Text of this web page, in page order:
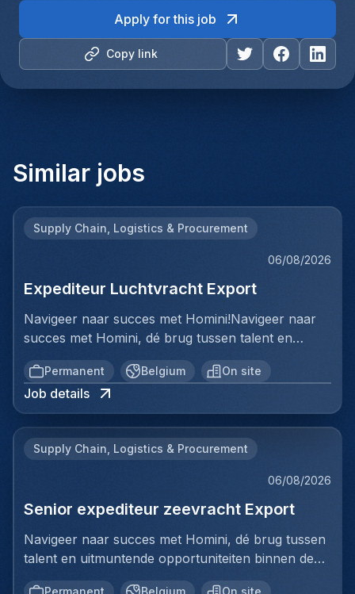
Copy link
Apply for this job
Similar jobs
Supply Chain, Logistics & Procurement
06/08/2026
Expediteur Luchtvracht Export
Navigeer naar succes met Homini!Navigeer naar
succes met Homini, dé brug tussen talent en
uitmuntende opportuniteiten binnen de
arbeidsmarkt. Als voorloper in wervingsdiensten,
matchen we toptalent met topbedrijven in diverse
sectoren. Met onze expertise en toewijding streven
plaatsingen. Bij Homini staat elk individu centraal;
ons team Logistiek & Distributie zoeken we een
Expediteur Luchtvracht Export voor een
een geboren organisator met een passie voor
internationale logistiek? Werk je graag in een
dynamische omgeving waar geen enkele dag
Permanent Belgium On site
Job details
Supply Chain, Logistics & Procurement
06/08/2026
Senior expediteur zeevracht Export
Navigeer naar succes met Homini, dé brug tussen
talent en uitmuntende opportuniteiten binnen de
arbeidsmarkt. Als voorloper in wervingsdiensten,
Permanent Belgium On site